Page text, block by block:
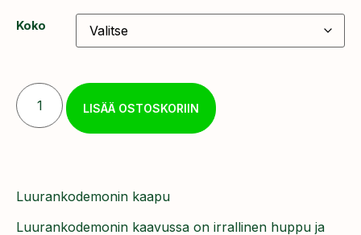
Koko
LISÄÄ OSTOSKORIIN
Luurankodemonin kaapu
Luurankodemonin kaavussa on irrallinen huppu ja